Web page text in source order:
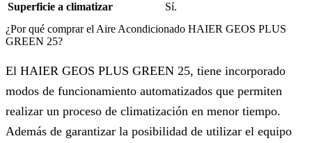
Superficie a climatizar
Sí.
¿Por qué comprar el Aire Acondicionado HAIER GEOS PLUS
GREEN 25?
El HAIER GEOS PLUS GREEN 25, tiene incorporado
modos de funcionamiento automatizados que permiten
realizar un proceso de climatización en menor tiempo.
Además de garantizar la posibilidad de utilizar el equipo